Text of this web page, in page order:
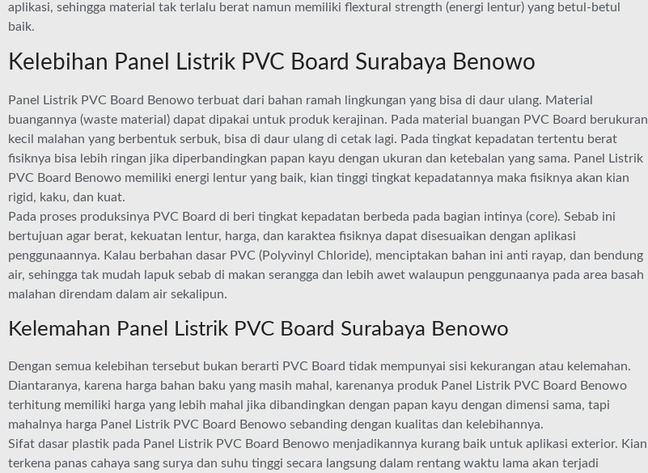
aplikasi, sehingga material tak terlalu berat namun memiliki flextural strength (energi lentur) yang betul-betul
baik.
Kelebihan Panel Listrik PVC Board Surabaya Benowo
Panel Listrik PVC Board Benowo terbuat dari bahan ramah lingkungan yang bisa di daur ulang. Material
buangannya (waste material) dapat dipakai untuk produk kerajinan. Pada material buangan PVC Board berukuran
kecil malahan yang berbentuk serbuk, bisa di daur ulang di cetak lagi. Pada tingkat kepadatan tertentu berat
fisiknya bisa lebih ringan jika diperbandingkan papan kayu dengan ukuran dan ketebalan yang sama. Panel Listrik
PVC Board Benowo memiliki energi lentur yang baik, kian tinggi tingkat kepadatannya maka fisiknya akan kian
rigid, kaku, dan kuat.
Pada proses produksinya PVC Board di beri tingkat kepadatan berbeda pada bagian intinya (core). Sebab ini
bertujuan agar berat, kekuatan lentur, harga, dan karaktea fisiknya dapat disesuaikan dengan aplikasi
penggunaannya. Kalau berbahan dasar PVC (Polyvinyl Chloride), menciptakan bahan ini anti rayap, dan bendung
air, sehingga tak mudah lapuk sebab di makan serangga dan lebih awet walaupun penggunaanya pada area basah
malahan direndam dalam air sekalipun.
Kelemahan Panel Listrik PVC Board Surabaya Benowo
Dengan semua kelebihan tersebut bukan berarti PVC Board tidak mempunyai sisi kekurangan atau kelemahan.
Diantaranya, karena harga bahan baku yang masih mahal, karenanya produk Panel Listrik PVC Board Benowo
terhitung memiliki harga yang lebih mahal jika dibandingkan dengan papan kayu dengan dimensi sama, tapi
mahalnya harga Panel Listrik PVC Board Benowo sebanding dengan kualitas dan kelebihannya.
Sifat dasar plastik pada Panel Listrik PVC Board Benowo menjadikannya kurang baik untuk aplikasi exterior. Kian
terkena panas cahaya sang surya dan suhu tinggi secara langsung dalam rentang waktu lama akan terjadi